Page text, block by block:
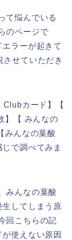
て悩んでいる
のページで
ラーが起きて
せていただき
Clubカード】【
【 みんなの
んなの葉酸
で調べてみま
みんなの葉酸
してしまう原
回こちらの記
使えない原因